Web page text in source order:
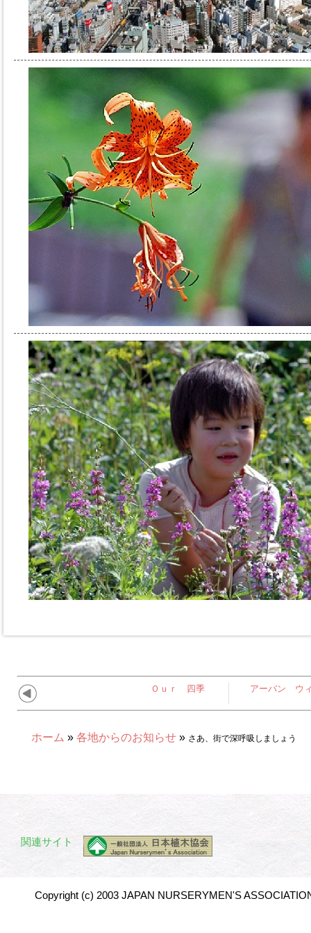
Ｏｕｒ 四季 アーバン ウ
ホーム » 各地からのお知らせ » さあ、街で深呼吸しましょう
関連サイト
Copyright (c) 2003 JAPAN NURSERYMEN'S